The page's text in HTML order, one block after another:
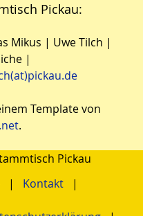
Pickau:
Mikus | Uwe Tilch |
|
Template von
.
Pickau
Kontakt